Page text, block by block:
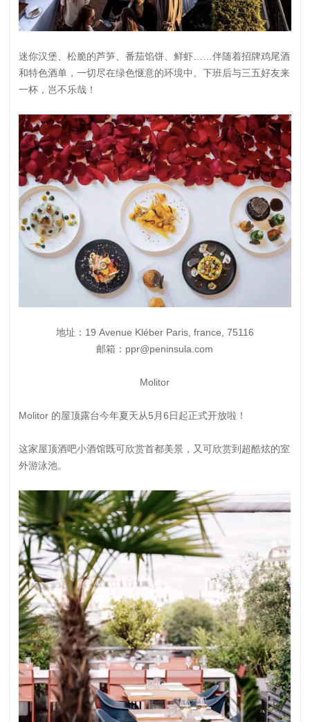
迷你汉堡、松脆的芦笋、番茄馅饼、鲜虾……伴随着招牌鸡尾酒
和特色酒单，一切尽在绿色惬意的环境中。下班后与三五好友来
一杯，岂不乐哉！
地址：19 Avenue Kléber Paris, france, 75116
邮箱：ppr@peninsula.com
Molitor
Molitor 的屋顶露台今年夏天从5月6日起正式开放啦！
这家屋顶酒吧小酒馆既可欣赏首都美景，又可欣赏到超酷炫的室
外游泳池。